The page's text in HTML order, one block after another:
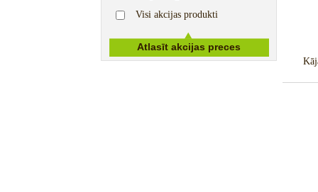
Visi akcijas produkti